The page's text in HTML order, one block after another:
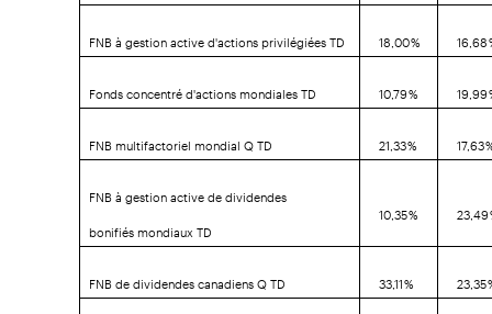
FNB à gestion active d'actions privilégiées TD 18,00 %
16,68
Fonds concentré d'actions mondiales TD
10,79 %
19,99
FNB multifactoriel mondial Q TD
21,33 %
17,63
FNB à gestion active de dividendes
bonifiés mondiaux TD
10,35 % 23,49
FNB de dividendes canadiens Q TD 33,11 %
23,35